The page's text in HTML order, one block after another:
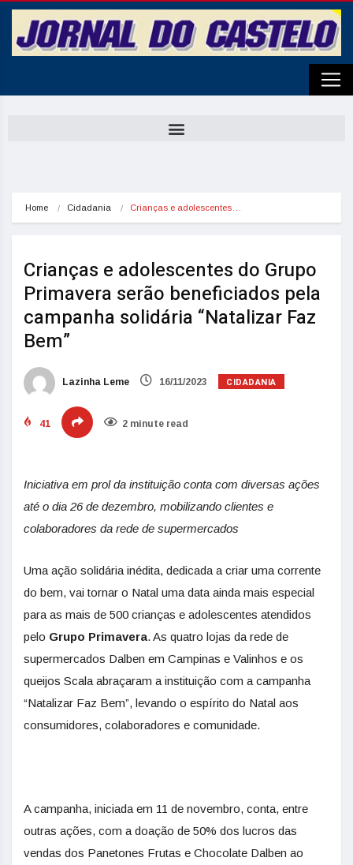
Home Cidadania Crianças e adolescentes…
Crianças e adolescentes do Grupo
Primavera serão beneficiados pela
campanha solidária “Natalizar Faz
Bem”
Lazinha Leme 16/11/2023 CIDADANIA
41 2 minute read
Iniciativa em prol da instituição conta com diversas ações
até o dia 26 de dezembro, mobilizando clientes e
colaboradores da rede de supermercados
Uma ação solidária inédita, dedicada a criar uma corrente
do bem, vai tornar o Natal uma data ainda mais especial
para as mais de 500 crianças e adolescentes atendidos
pelo Grupo Primavera. As quatro lojas da rede de
supermercados Dalben em Campinas e Valinhos e os
queijos Scala abraçaram a instituição com a campanha
“Natalizar Faz Bem”, levando o espírito do Natal aos
consumidores, colaboradores e comunidade.
A campanha, iniciada em 11 de novembro, conta, entre
outras ações, com a doação de 50% dos lucros das
vendas dos Panetones Frutas e Chocolate Dalben ao